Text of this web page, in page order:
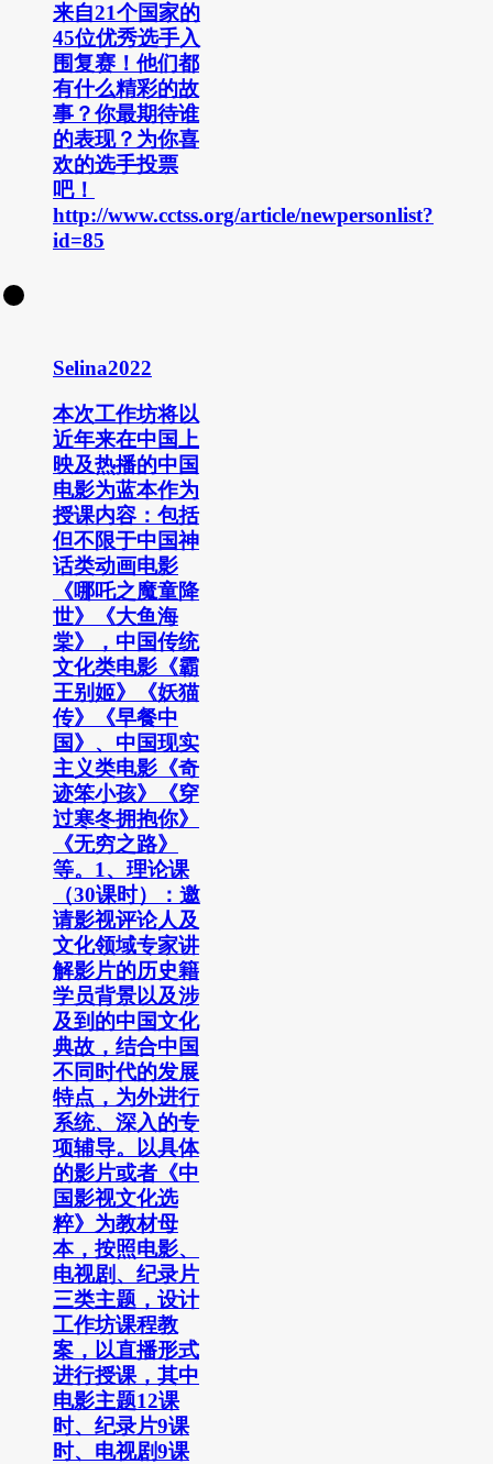
来自21个国家的
45位优秀选手入
围复赛！他们都
有什么精彩的故
事？你最期待谁
的表现？为你喜
欢的选手投票
吧！
http://www.cctss.org/article/newpersonlist?
id=85
Selina2022
本次工作坊将以
近年来在中国上
映及热播的中国
电影为蓝本作为
授课内容：包括
但不限于中国神
话类动画电影
《哪吒之魔童降
世》《大鱼海
棠》，中国传统
文化类电影《霸
王别姬》《妖猫
传》《早餐中
国》、中国现实
主义类电影《奇
迹笨小孩》《穿
过寒冬拥抱你》
《无穷之路》
等。1、理论课
（30课时）：邀
请影视评论人及
文化领域专家讲
解影片的历史籍
学员背景以及涉
及到的中国文化
典故，结合中国
不同时代的发展
特点，为外进行
系统、深入的专
项辅导。以具体
的影片或者《中
国影视文化选
粹》为教材母
本，按照电影、
电视剧、纪录片
三类主题，设计
工作坊课程教
案，以直播形式
进行授课，其中
电影主题12课
时、纪录片9课
时、电视剧9课